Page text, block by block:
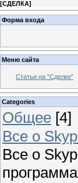
[СДЕЛКА]
Форма входа
Меню сайта
Статьи на "Сделке"
Categories
Общее [4]
Все о
Все о